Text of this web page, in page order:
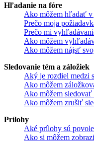
Hľadanie na fóre
Ako môžem hľadať v
Prečo moja
Prečo mi
Ako môžem
Ako môžem nájsť
Sledovanie tém a záložiek
Aký je rozdiel medzi
Ako môžem
Ako môžem sledovať
Ako môžem zrušiť
Prílohy
Aké prílohy sú
Ako si môžem